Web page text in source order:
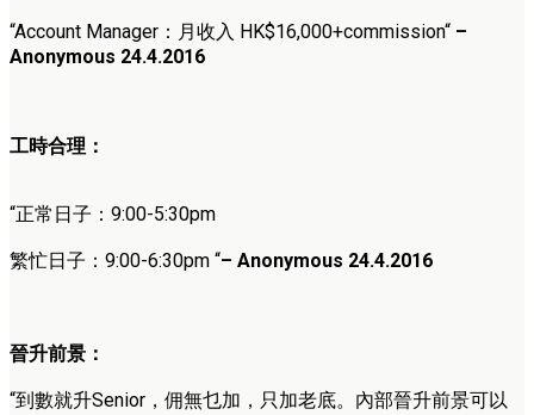
“Account Manager ： 月收入 HK$16,000+commission“ –
Anonymous 24.4.2016
工時合理：
“正常日子： 9:00-5:30pm
繁忙日子： 9:00-6:30pm “– Anonymous 24.4.2016
晉升前景：
“到數就升Senior，佣無乜加，只加老底。內部晉升前景可以